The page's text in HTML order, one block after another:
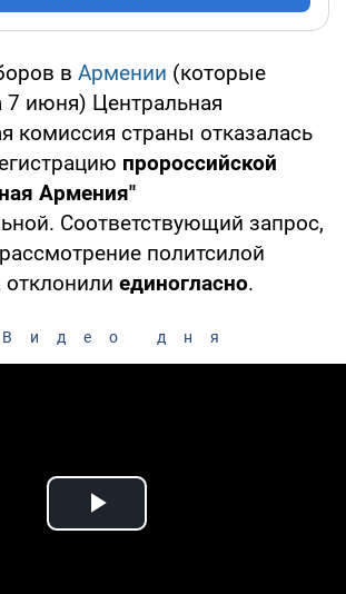
в Армении (которые
7 июня) Центральная
комиссия страны отказалась
пророссийской
Армения"
Соответствующий запрос,
политсилой
отклонили единогласно.
Видео дня
Play Video